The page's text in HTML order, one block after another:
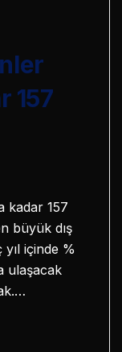
157
kadar 157
büyük dış
içinde %
ulaşacak